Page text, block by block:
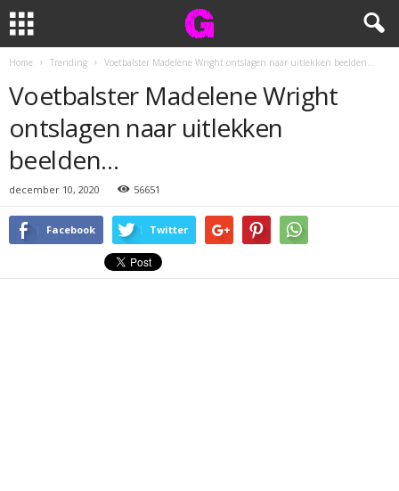
Home Trending Voetbalster Madelene Wright ontslagen naar uitlekken beelden…
Voetbalster Madelene Wright
ontslagen naar uitlekken
beelden…
december 10, 2020 56651
Facebook Twitter